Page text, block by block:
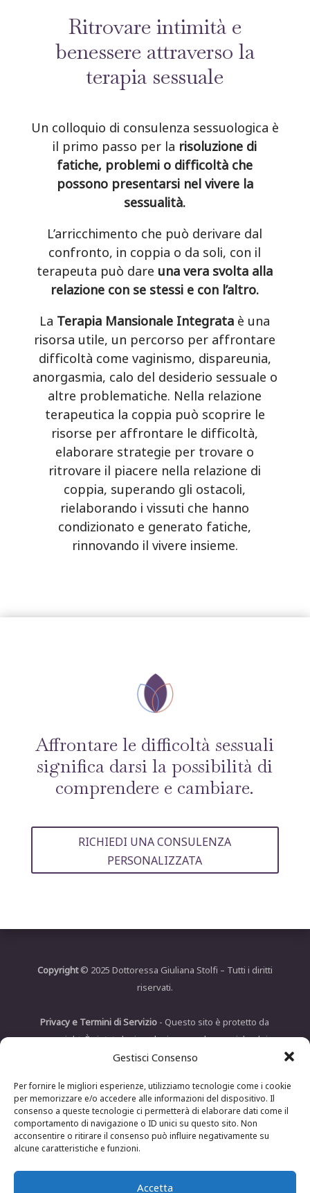
Gestisci Consenso
Per fornire le migliori esperienze, utilizziamo tecnologie come i cookie
per memorizzare e/o accedere alle informazioni del dispositivo. Il
consenso a queste tecnologie ci permetterà di elaborare dati come il
comportamento di navigazione o ID unici su questo sito. Non
acconsentire o ritirare il consenso può influire negativamente su
alcune caratteristiche e funzioni.
Accetta
Ritrovare intimità e
benessere attraverso la
terapia sessuale
Un colloquio di consulenza sessuologica è
il primo passo per la risoluzione di
fatiche, problemi o difficoltà che
possono presentarsi nel vivere la
sessualità.
L’arricchimento che può derivare dal
confronto, in coppia o da soli, con il
terapeuta può dare una vera svolta alla
relazione con se stessi e con l’altro.
La Terapia Mansionale Integrataè una
risorsa utile, un percorso per affrontare
difficoltà come vaginismo, dispareunia,
anorgasmia, calo del desiderio sessuale o
altre problematiche. Nella relazione
terapeutica la coppia può scoprire le
risorse per affrontare le difficoltà,
elaborare strategie per trovare o
ritrovare il piacere nella relazione di
coppia, superando gli ostacoli,
rielaborando i vissuti che hanno
condizionato e generato fatiche,
rinnovando il vivere insieme.
Affrontare le difficoltà sessuali
significa darsi la possibilità di
comprendere e cambiare.
RICHIEDI UNA CONSULENZA
PERSONALIZZATA
Copyright© 2025 Dottoressa Giuliana Stolfi – Tutti i diritti
riservati.
Privacy e Termini di Servizio- Questo sito è protetto da
copyright. È vietata la riproduzione, anche parziale, dei
contenuti senza autorizzazione. Per ulteriori informazioni,
Dichiarazione di responsabilità medica - Le informazioni
contenute in questo sito hanno uno scopo puramente
informativo e non sostituiscono in alcun modo una